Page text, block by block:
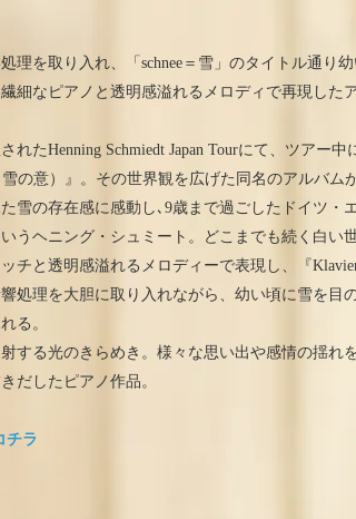
理を取り入れ、「schnee＝雪」のタイトル通り
細なピアノと透明感溢れるメロディで再現した
れたHenning Schmiedt Japan Tourにて、ツアー中
の意）』。その世界観を広げた同名のアルバム
雪の存在感に感動し､9歳まで過ごしたドイツ・
うヘニング・シュミート。どこまでも続く白い
チと透明感溢れるメロディーで表現し、『
処理を大胆に取り入れながら、幼い頃に雪を目
る。
する光のきらめき。様々な思い出や感情の揺れ
だしたピアノ作品。
チラ